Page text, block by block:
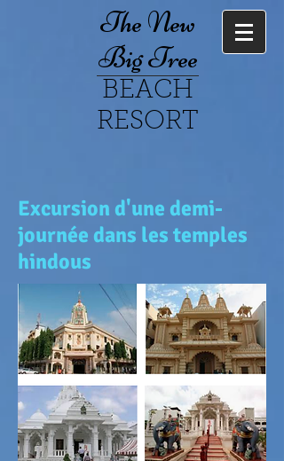
The New
Big Tree
BEACH
RESORT
Excursion d'une demi-
journée dans les temples
hindous